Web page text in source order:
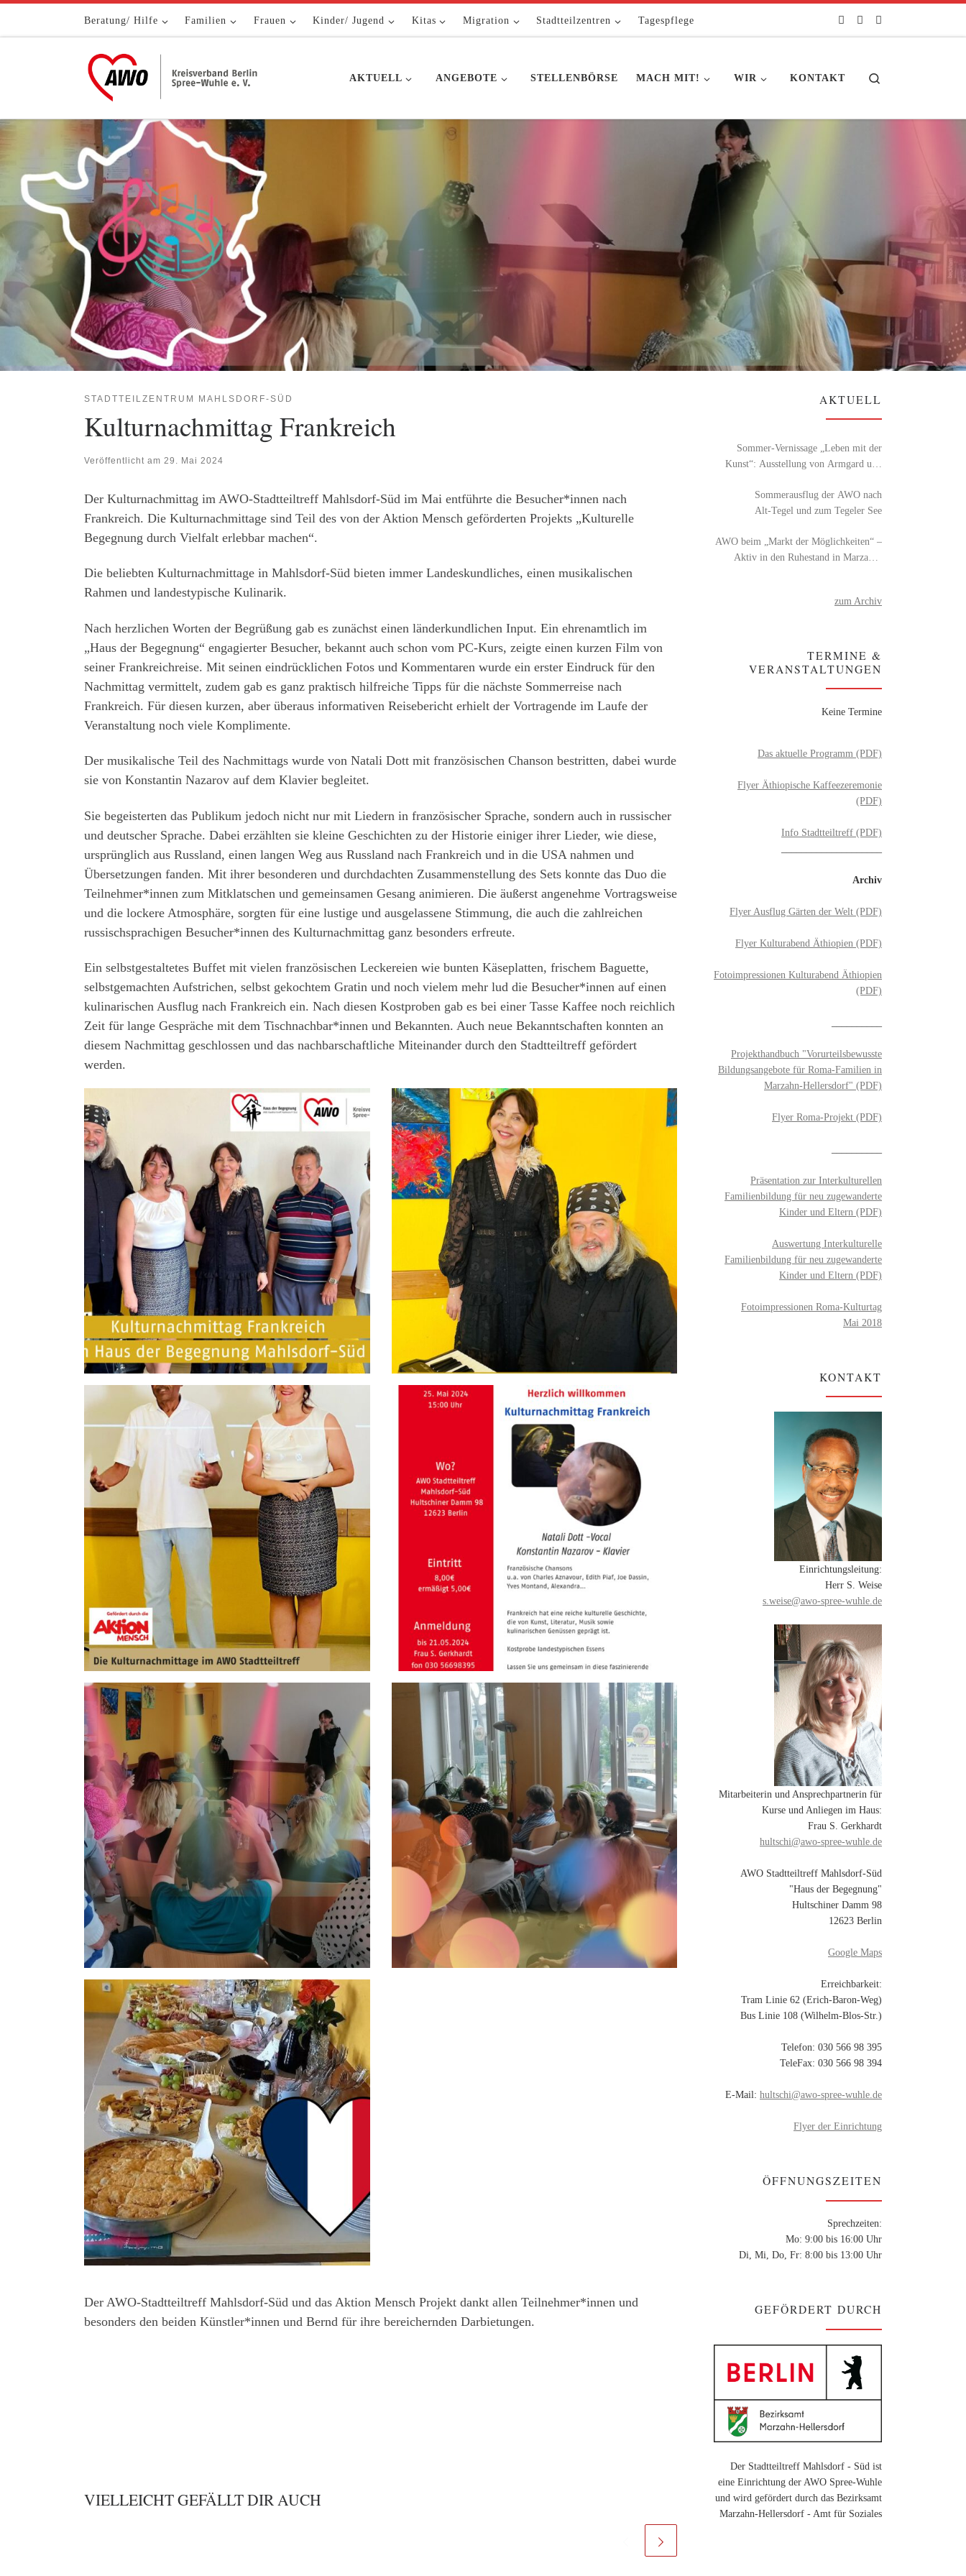
Zum Inhalt springenBeratung/ Hilfe Familien Frauen Kinder/ Jugend Kitas Migration Stadtteilzentren Tagespflege
AKTUELL ANGEBOTE STELLENBÖRSE MACH MIT! WIR KONTAKT
STADTTEILZENTRUM MAHLSDORF-SÜD
Kulturnachmittag Frankreich
Veröffentlicht am 29. Mai 2024
Der Kulturnachmittag im AWO-Stadtteiltreff Mahlsdorf-Süd im Mai entführte die Besucher*innen nach
Frankreich. Die Kulturnachmittage sind Teil des von der Aktion Mensch geförderten Projekts „Kulturelle
Begegnung durch Vielfalt erlebbar machen“.
Die beliebten Kulturnachmittage in Mahlsdorf-Süd bieten immer Landeskundliches, einen musikalischen
Rahmen und landestypische Kulinarik.
Nach herzlichen Worten der Begrüßung gab es zunächst einen länderkundlichen Input. Ein ehrenamtlich im
„Haus der Begegnung“ engagierter Besucher, bekannt auch schon vom PC-Kurs, zeigte einen kurzen Film von
seiner Frankreichreise. Mit seinen eindrücklichen Fotos und Kommentaren wurde ein erster Eindruck für den
Nachmittag vermittelt, zudem gab es ganz praktisch hilfreiche Tipps für die nächste Sommerreise nach
Frankreich. Für diesen kurzen, aber überaus informativen Reisebericht erhielt der Vortragende im Laufe der
Veranstaltung noch viele Komplimente.
Der musikalische Teil des Nachmittags wurde von Natali Dott mit französischen Chanson bestritten, dabei wurde
sie von Konstantin Nazarov auf dem Klavier begleitet.
Sie begeisterten das Publikum jedoch nicht nur mit Liedern in französischer Sprache, sondern auch in russischer
und deutscher Sprache. Dabei erzählten sie kleine Geschichten zu der Historie einiger ihrer Lieder, wie diese,
ursprünglich aus Russland, einen langen Weg aus Russland nach Frankreich und in die USA nahmen und
Übersetzungen fanden. Mit ihrer besonderen und durchdachten Zusammenstellung des Sets konnte das Duo die
Teilnehmer*innen zum Mitklatschen und gemeinsamen Gesang animieren. Die äußerst angenehme Vortragsweise
und die lockere Atmosphäre, sorgten für eine lustige und ausgelassene Stimmung, die auch die zahlreichen
russischsprachigen Besucher*innen des Kulturnachmittag ganz besonders erfreute.
Ein selbstgestaltetes Buffet mit vielen französischen Leckereien wie bunten Käseplatten, frischem Baguette,
selbstgemachten Aufstrichen, selbst gekochtem Gratin und noch vielem mehr lud die Besucher*innen auf einen
kulinarischen Ausflug nach Frankreich ein. Nach diesen Kostproben gab es bei einer Tasse Kaffee noch reichlich
Zeit für lange Gespräche mit dem Tischnachbar*innen und Bekannten. Auch neue Bekanntschaften konnten an
diesem Nachmittag geschlossen und das nachbarschaftliche Miteinander durch den Stadtteiltreff gefördert
werden.
Der AWO-Stadtteiltreff Mahlsdorf-Süd und das Aktion Mensch Projekt dankt allen Teilnehmer*innen und
besonders den beiden Künstler*innen und Bernd für ihre bereichernden Darbietungen.
VIELLEICHT GEFÄLLT DIR AUCH
AKTUELL
Sommer-Vernissage „Leben mit der
Kunst“: Ausstellung von Armgard und
Sommerausflug der AWO nach
Alt‑Tegel und zum Tegeler See
AWO beim „Markt der Möglichkeiten“ –
Aktiv in den Ruhestand in Marzahn-
zum Archiv
TERMINE &
VERANSTALTUNGEN
Keine Termine
Das aktuelle Programm (PDF)
Flyer Äthiopische Kaffeezeremonie
(PDF)
Info Stadtteiltreff (PDF)
Archiv
Flyer Ausflug Gärten der Welt (PDF)
Flyer Kulturabend Äthiopien (PDF)
Fotoimpressionen Kulturabend Äthiopien
(PDF)
Projekthandbuch "Vorurteilsbewusste
Bildungsangebote für Roma-Familien in
Marzahn-Hellersdorf" (PDF)
Flyer Roma-Projekt (PDF)
Präsentation zur Interkulturellen
Familienbildung für neu zugewanderte
Kinder und Eltern (PDF)
Auswertung Interkulturelle
Familienbildung für neu zugewanderte
Kinder und Eltern (PDF)
Fotoimpressionen Roma-Kulturtag
Mai 2018
KONTAKT
Einrichtungsleitung:
Herr S. Weise
s.weise@awo-spree-wuhle.de
Mitarbeiterin und Ansprechpartnerin für
Kurse und Anliegen im Haus:
Frau S. Gerkhardt
hultschi@awo-spree-wuhle.de
AWO Stadtteiltreff Mahlsdorf-Süd
"Haus der Begegnung"
Hultschiner Damm 98
12623 Berlin
Google Maps
Erreichbarkeit:
Tram Linie 62 (Erich-Baron-Weg)
Bus Linie 108 (Wilhelm-Blos-Str.)
Telefon: 030 566 98 395
TeleFax: 030 566 98 394
E-Mail: hultschi@awo-spree-wuhle.de
Flyer der Einrichtung
ÖFFNUNGSZEITEN
Sprechzeiten:
Mo: 9:00 bis 16:00 Uhr
Di, Mi, Do, Fr: 8:00 bis 13:00 Uhr
GEFÖRDERT DURCH
Der Stadtteiltreff Mahlsdorf - Süd ist
eine Einrichtung der AWO Spree-Wuhle
und wird gefördert durch das Bezirksamt
Marzahn-Hellersdorf - Amt für Soziales